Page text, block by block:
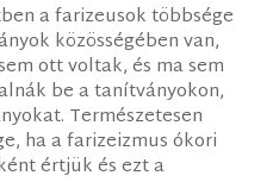
a farizeusok többsége
közösségében van,
ott voltak, és ma sem
be a tanítványokon,
Természetesen
ha a farizeizmus ókori
értjük és ezt a